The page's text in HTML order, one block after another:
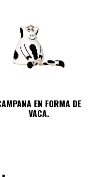
EN FORMA DE
VACA.